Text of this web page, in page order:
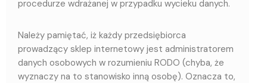
procedurze wdrażanej w przypadku wycieku danych.
Należy pamiętać, iż każdy przedsiębiorca
prowadzący sklep internetowy jest administratorem
danych osobowych w rozumieniu RODO (chyba, że
wyznaczy na to stanowisko inną osobę). Oznacza to,